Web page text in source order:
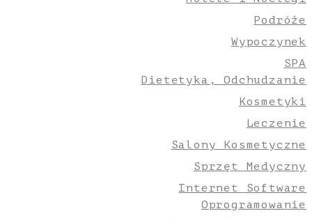
Podróże
Wypoczynek
SPA
Dietetyka, Odchudzanie
Kosmetyki
Leczenie
Salony Kosmetyczne
Sprzęt Medyczny
Internet Software
Oprogramowanie